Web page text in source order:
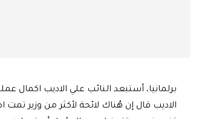
برلمانيا، أستبعد النائب علي الاديب اكمال
الاديب قال إن هُناك لائحة لأكثر من وزير